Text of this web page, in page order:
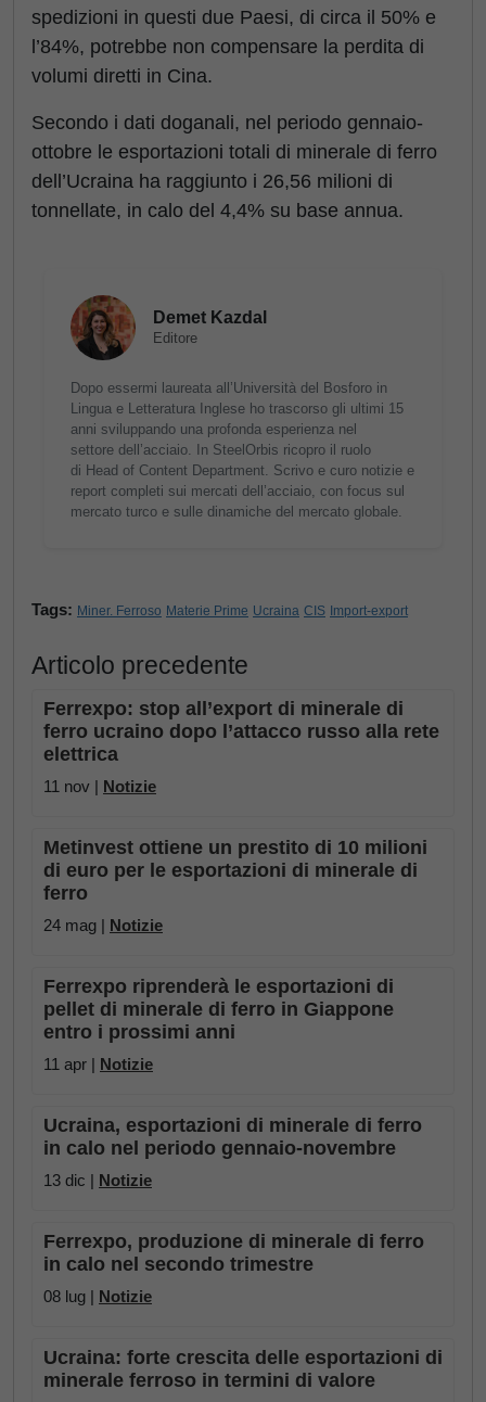
spedizioni in questi due Paesi, di circa il 50% e
l’84%, potrebbe non compensare la perdita di
volumi diretti in Cina.
Secondo i dati doganali, nel periodo gennaio-
ottobre le esportazioni totali di minerale di ferro
dell’Ucraina ha raggiunto i 26,56 milioni di
tonnellate, in calo del 4,4% su base annua.
Demet Kazdal
Editore
Dopo essermi laureata all’Università del Bosforo in
Lingua e Letteratura Inglese ho trascorso gli ultimi 15
anni sviluppando una profonda esperienza nel
settore dell’acciaio. In SteelOrbis ricopro il ruolo
di Head of Content Department. Scrivo e curo notizie e
report completi sui mercati dell’acciaio, con focus sul
mercato turco e sulle dinamiche del mercato globale.
Tags: Miner. Ferroso Materie Prime Ucraina CIS Import-export
Articolo precedente
Ferrexpo: stop all’export di minerale di
ferro ucraino dopo l’attacco russo alla rete
elettrica
11 nov | Notizie
Metinvest ottiene un prestito di 10 milioni
di euro per le esportazioni di minerale di
ferro
24 mag | Notizie
Ferrexpo riprenderà le esportazioni di
pellet di minerale di ferro in Giappone
entro i prossimi anni
11 apr | Notizie
Ucraina, esportazioni di minerale di ferro
in calo nel periodo gennaio-novembre
13 dic | Notizie
Ferrexpo, produzione di minerale di ferro
in calo nel secondo trimestre
08 lug | Notizie
Ucraina: forte crescita delle esportazioni di
minerale ferroso in termini di valore